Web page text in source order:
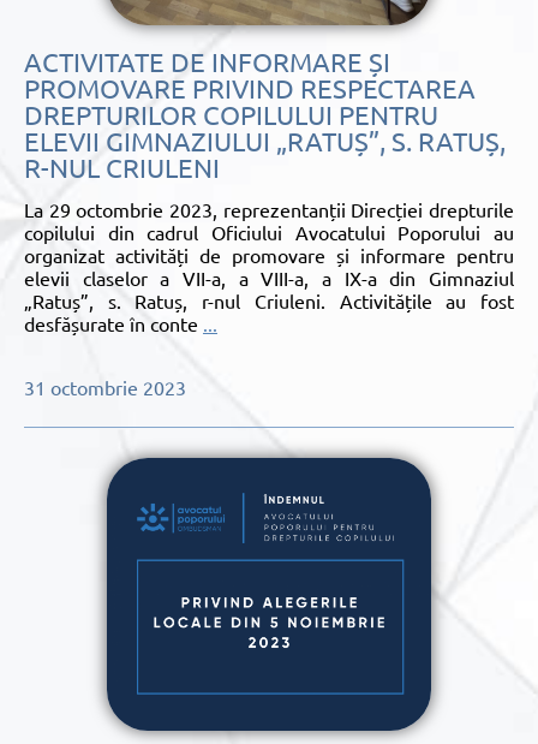
ACTIVITATE DE INFORMARE ȘI
PROMOVARE PRIVIND RESPECTAREA
DREPTURILOR COPILULUI PENTRU
ELEVII GIMNAZIULUI „RATUȘ”, S. RATUȘ,
R-NUL CRIULENI
La 29 octombrie 2023, reprezentanții Direcției drepturile
copilului din cadrul Oficiului Avocatului Poporului au
organizat activități de promovare și informare pentru
elevii claselor a VII-a, a VIII-a, a IX-a din Gimnaziul
„Ratuș”, s. Ratuș, r-nul Criuleni. Activitățile au fost
desfășurate în conte ...
31 octombrie 2023